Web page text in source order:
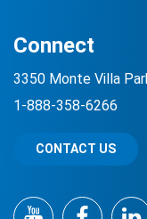
Connect
3350 Monte Villa
1-888-358-6266
CONTACT US